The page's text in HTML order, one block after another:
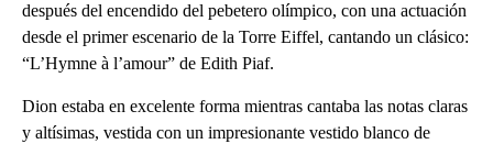
después del encendido del pebetero olímpico, con una actuación
desde el primer escenario de la Torre Eiffel, cantando un clásico:
“L’Hymne à l’amour” de Edith Piaf.
Dion estaba en excelente forma mientras cantaba las notas claras
y altísimas, vestida con un impresionante vestido blanco de